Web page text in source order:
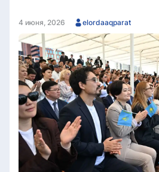
4 июня, 2026 elordaaqparat